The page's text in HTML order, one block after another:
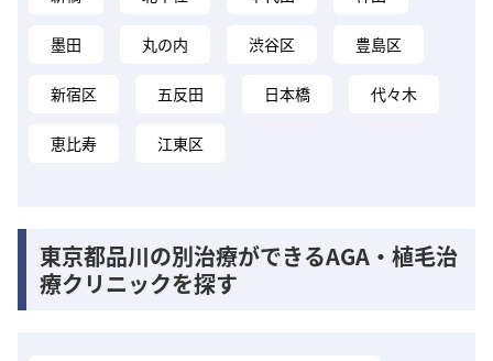
墨田 丸の内 渋谷区 豊島区
新宿区 五反田 日本橋 代々木
恵比寿 江東区
東京都品川の別治療ができるAGA・植毛治
療クリニックを探す